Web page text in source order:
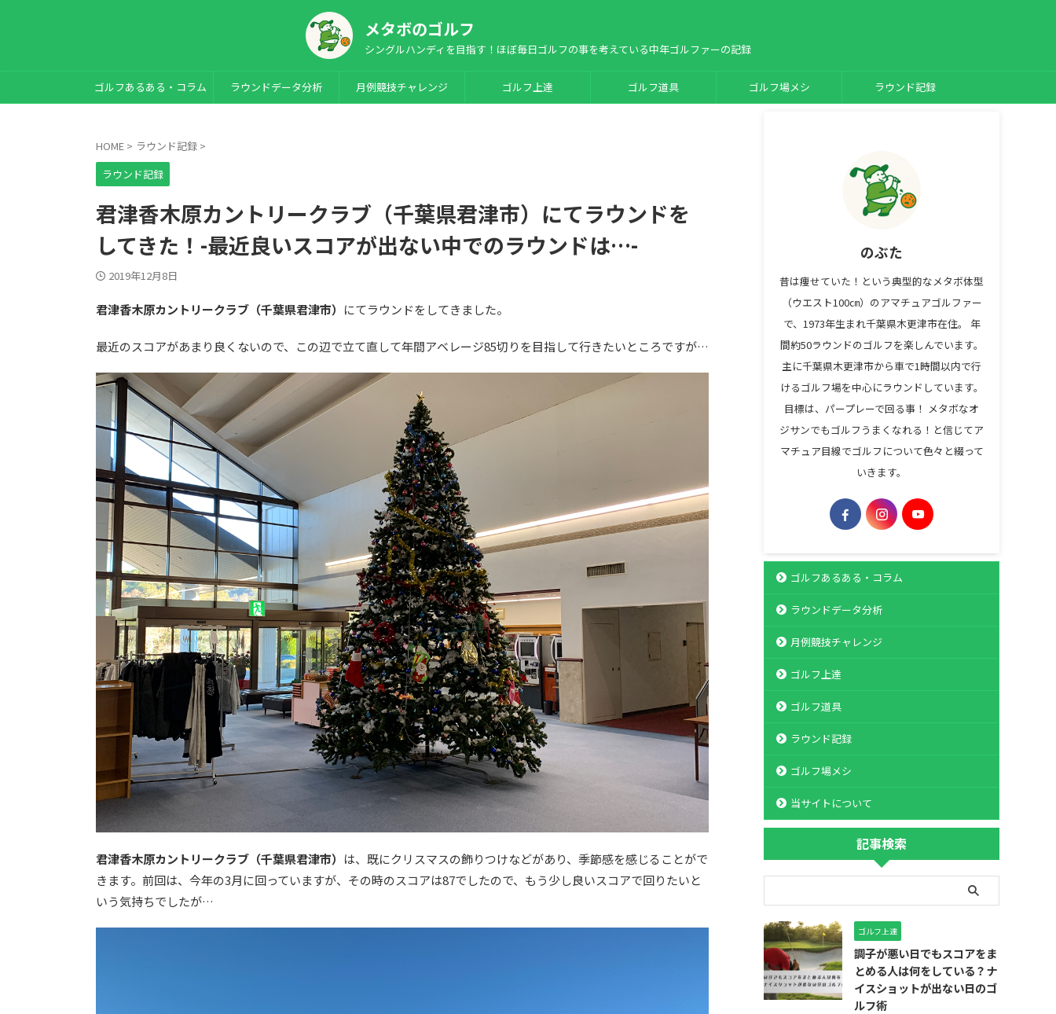
メタボのゴルフ
シングルハンディを目指す！ほぼ毎日ゴルフの事を考えている中年ゴルファーの記録
ゴルフあるある・コラム ラウンドデータ分析 月例競技チャレンジ ゴルフ上達 ゴルフ道具 ゴルフ場メシ ラウンド記録
HOME > ラウンド記録 >
ラウンド記録
君津香木原カントリークラブ（千葉県君津市）にてラウンドを
してきた！-最近良いスコアが出ない中でのラウンドは…-
2019年12月8日
君津香木原カントリークラブ（千葉県君津市） にてラウンドをしてきました。
最近のスコアがあまり良くないので、この辺で立て直して年間アベレージ85切りを目指して行きたいところですが…
君津香木原カントリークラブ（千葉県君津市） は、既にクリスマスの飾りつけなどがあり、季節感を感じることがで
きます。前回は、今年の3月に回っていますが、その時のスコアは87でしたので、もう少し良いスコアで回りたいと
いう気持ちでしたが…
のぶた
昔は痩せていた！という典型的なメタボ体型
（ウエスト100㎝）のアマチュアゴルファー
で、1973年生まれ千葉県木更津市在住。 年
間約50ラウンドのゴルフを楽しんでいます。
主に千葉県木更津市から車で1時間以内で行
けるゴルフ場を中心にラウンドしています。
目標は、パープレーで回る事！ メタボなオ
ジサンでもゴルフうまくなれる！と信じてア
マチュア目線でゴルフについて色々と綴って
いきます。
ゴルフあるある・コラム
ラウンドデータ分析
月例競技チャレンジ
ゴルフ上達
ゴルフ道具
ラウンド記録
ゴルフ場メシ
当サイトについて
記事検索
ゴルフ上達
調子が悪い日でもスコアをま
とめる人は何をしている？ナ
イスショットが出ない日のゴ
ルフ術